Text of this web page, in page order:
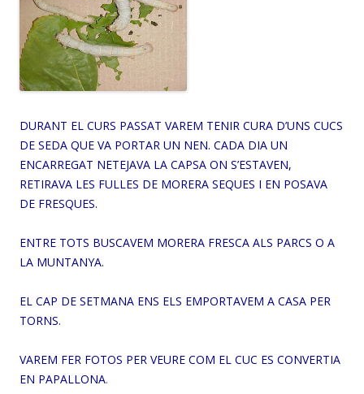
DURANT EL CURS PASSAT VAREM TENIR CURA D’UNS CUCS
DE SEDA QUE VA PORTAR UN NEN. CADA DIA UN
ENCARREGAT NETEJAVA LA CAPSA ON S’ESTAVEN,
RETIRAVA LES FULLES DE MORERA SEQUES I EN POSAVA
DE FRESQUES.
ENTRE TOTS BUSCAVEM MORERA FRESCA ALS PARCS O A
LA MUNTANYA.
EL CAP DE SETMANA ENS ELS EMPORTAVEM A CASA PER
TORNS.
VAREM FER FOTOS PER VEURE COM EL CUC ES CONVERTIA
EN PAPALLONA.